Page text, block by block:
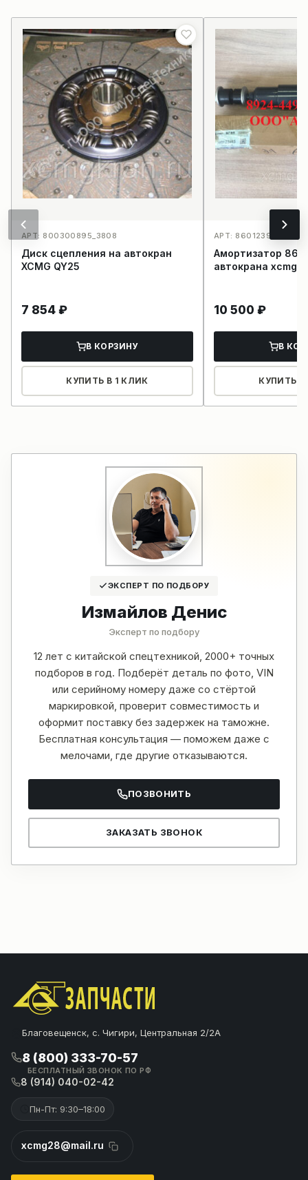
АРТ: 800300895_3808
Диск сцепления на автокран
XCMG QY25
7 854 ₽
В КОРЗИНУ
КУПИТЬ В 1 КЛИК
АРТ: 860123995_2886
Амортизатор
автокрана xcmg
10 500 ₽
В
КУПИТЬ В
ЭКСПЕРТ ПО ПОДБОРУ
Измайлов Денис
Эксперт по подбору
12 лет с китайской спецтехникой, 2000+ точных
подборов в год. Подберёт деталь по фото, VIN
или серийному номеру даже со стёртой
маркировкой, проверит совместимость и
оформит поставку без задержек на таможне.
Бесплатная консультация — поможем даже с
мелочами, где другие отказываются.
ПОЗВОНИТЬ
ЗАКАЗАТЬ ЗВОНОК
Благовещенск, с. Чигири, Центральная 2/2А
8 (800) 333-70-57
БЕСПЛАТНЫЙ ЗВОНОК ПО РФ
8 (914) 040-02-42
Пн-Пт: 9:30–18:00
xcmg28@mail.ru